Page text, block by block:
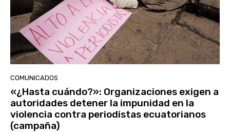
COMUNICADOS
«¿Hasta cuándo?»: Organizaciones exigen a
autoridades detener la impunidad en la
violencia contra periodistas ecuatorianos
(campaña)